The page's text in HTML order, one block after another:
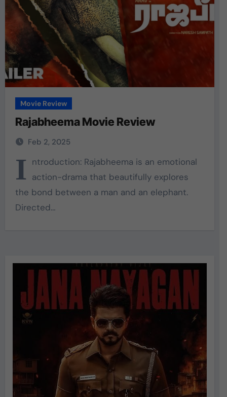
Movie Review
Rajabheema Movie Review
Feb 2, 2025
I ntroduction: Rajabheema is an emotional
action-drama that beautifully explores
the bond between a man and an elephant.
Directed…